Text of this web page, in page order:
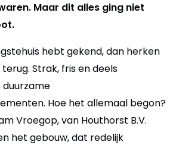
Maar dit alles ging niet
hebt gekend, dan herken
Strak, fris en deels
Hoe het allemaal begon?
Vroegop, van Houthorst B.V.
het gebouw, dat redelijk